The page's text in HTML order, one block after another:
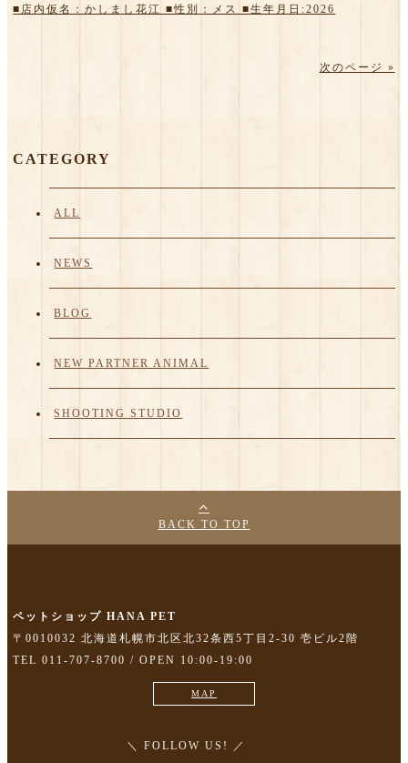
■店内仮名：かしまし花江 ■性別：メス ■生年月日:2026
次のページ »
CATEGORY
ALL
NEWS
BLOG
NEW PARTNER ANIMAL
SHOOTING STUDIO
BACK TO TOP
ペットショップ HANA PET
〒0010032 北海道札幌市北区北32条西5丁目2-30 壱ビル2階
TEL 011-707-8700 / OPEN 10:00-19:00
MAP
＼ FOLLOW US! ／